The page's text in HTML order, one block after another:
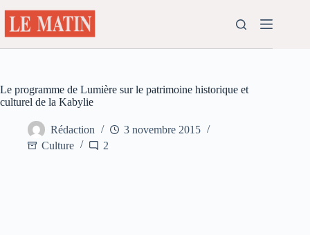
au
contenu
Le programme de Lumière sur le patrimoine historique et
culturel de la Kabylie
Rédaction
3 novembre 2015
Culture
2